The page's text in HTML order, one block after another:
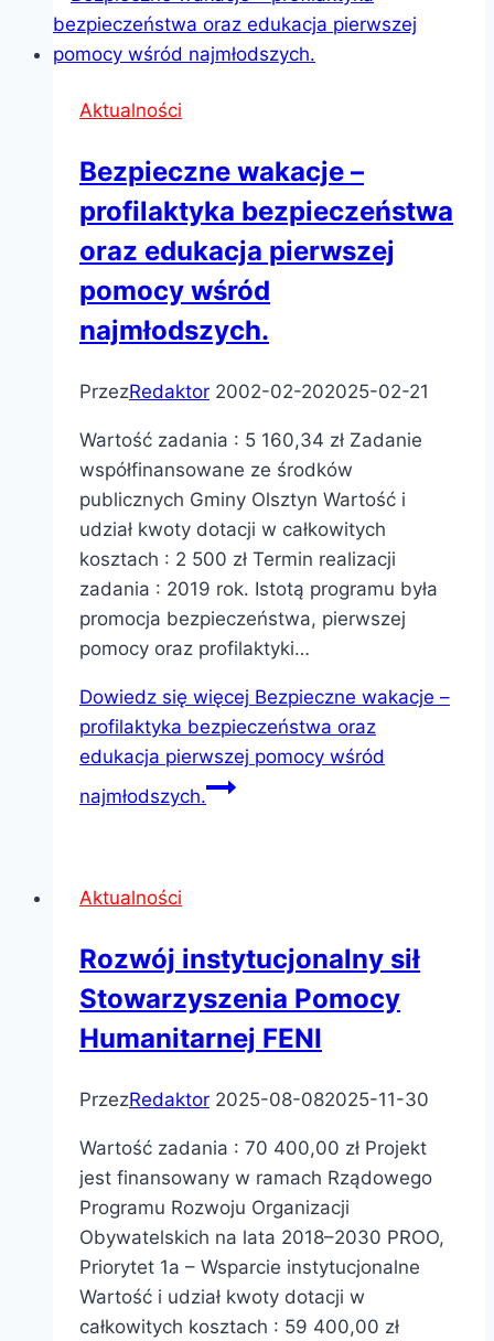
Aktualności
Bezpieczne wakacje –
profilaktyka bezpieczeństwa
oraz edukacja pierwszej
pomocy wśród
najmłodszych.
PrzezRedaktor 2002-02-202025-02-21
Wartość zadania : 5 160,34 zł Zadanie
współfinansowane ze środków
publicznych Gminy Olsztyn Wartość i
udział kwoty dotacji w całkowitych
kosztach : 2 500 zł Termin realizacji
zadania : 2019 rok. Istotą programu była
promocja bezpieczeństwa, pierwszej
pomocy oraz profilaktyki…
Dowiedz się więcej Bezpieczne wakacje –
profilaktyka bezpieczeństwa oraz
edukacja pierwszej pomocy wśród
najmłodszych.
Aktualności
Rozwój instytucjonalny sił
Stowarzyszenia Pomocy
Humanitarnej FENI
PrzezRedaktor 2025-08-082025-11-30
Wartość zadania : 70 400,00 zł Projekt
jest finansowany w ramach Rządowego
Programu Rozwoju Organizacji
Obywatelskich na lata 2018–2030 PROO,
Priorytet 1a – Wsparcie instytucjonalne
Wartość i udział kwoty dotacji w
całkowitych kosztach : 59 400,00 zł